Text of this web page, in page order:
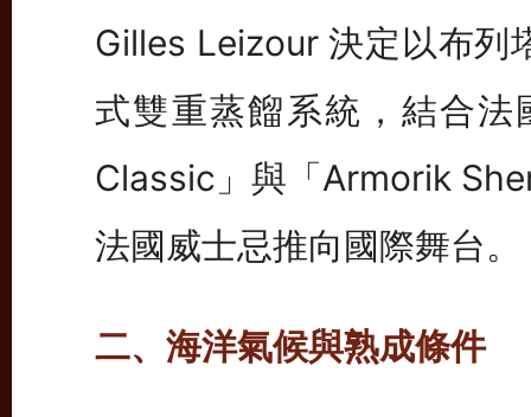
Gilles Leizour 決定以布列
式雙重蒸餾系統，結合
Classic」與「Armorik
法國威士忌推向國際舞台。
二、海洋氣候與熟成條件